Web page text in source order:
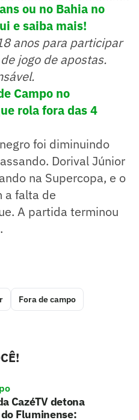
ou no Bahia no
e saiba mais!
anos para participar
jogo de apostas.
Campo no
rola fora das 4
foi diminuindo
Dorival Júnior
na Supercopa, e o
a falta de
A partida terminou
Fora de campo
CazéTV detona
Fluminense: